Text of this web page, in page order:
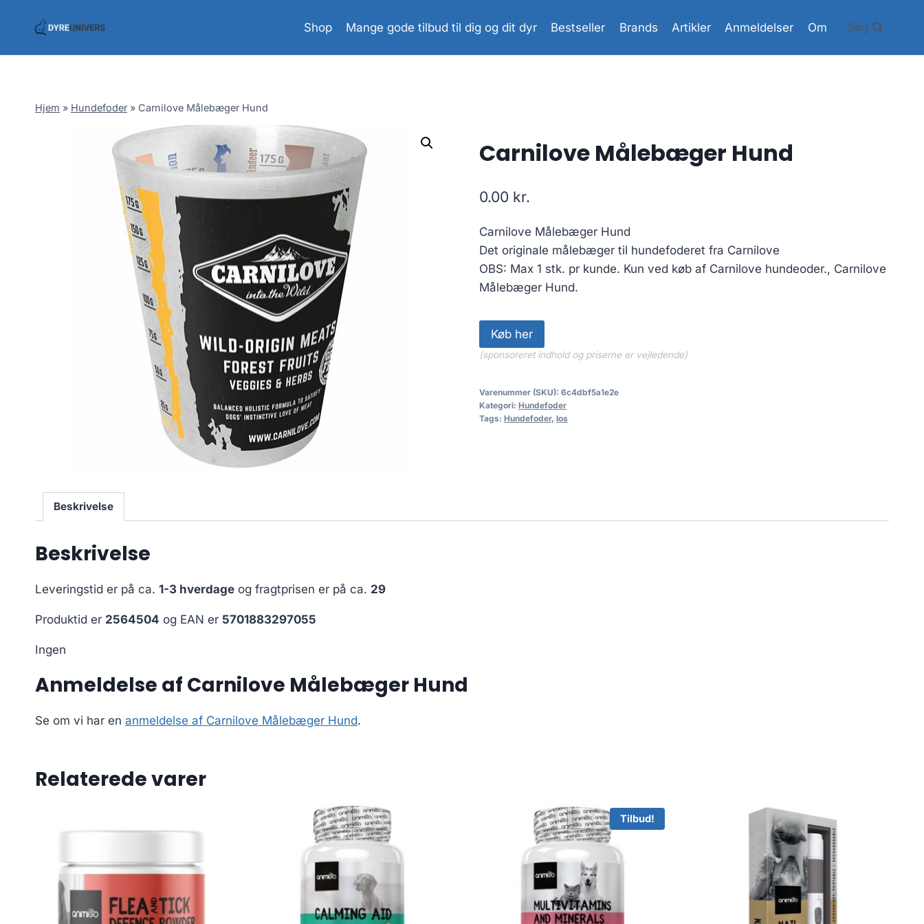
Shop Mange gode tilbud til dig og dit dyr Bestseller Brands Artikler Anmeldelser Om Søg
Hjem » Hundefoder » Carnilove Målebæger Hund
Carnilove Målebæger Hund
0.00 kr.
Carnilove Målebæger Hund
Det originale målebæger til hundefoderet fra Carnilove
OBS: Max 1 stk. pr kunde. Kun ved køb af Carnilove hundeoder., Carnilove
Målebæger Hund.
Køb her
(sponsoreret indhold og priserne er vejledende)
Varenummer (SKU): 6c4dbf5a1e2e
Kategori: Hundefoder
Tags: Hundefoder, los
Beskrivelse
Beskrivelse
Leveringstid er på ca. 1-3 hverdage og fragtprisen er på ca. 29
Produktid er 2564504 og EAN er 5701883297055
Ingen
Anmeldelse af Carnilove Målebæger Hund
Se om vi har en anmeldelse af Carnilove Målebæger Hund.
Relaterede varer
Tilbud!